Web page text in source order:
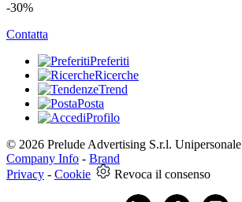
-30%
Contatta
Preferiti
Ricerche
Trend
Posta
Profilo
© 2026 Prelude Advertising S.r.l. Unipersonale
Company Info - Brand
Privacy - Cookie Revoca il consenso